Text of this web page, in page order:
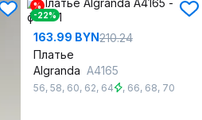
%
-22%
163.99 BYN210.24
Платье
Algranda А4165
56, 58, 60, 62, 64 , 66, 68, 70